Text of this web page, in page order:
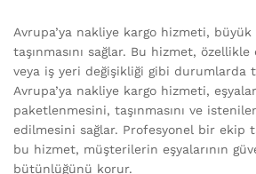
Avrupa’ya nakliye kargo hizmeti, büyük
taşınmasını sağlar. Bu hizmet, özellikle
veya iş yeri değişikliği gibi durumlarda
Avrupa’ya nakliye kargo hizmeti,
paketlenmesini, taşınmasını ve
edilmesini sağlar. Profesyonel bir ekip
bu hizmet, müşterilerin eşyalarının
bütünlüğünü korur.